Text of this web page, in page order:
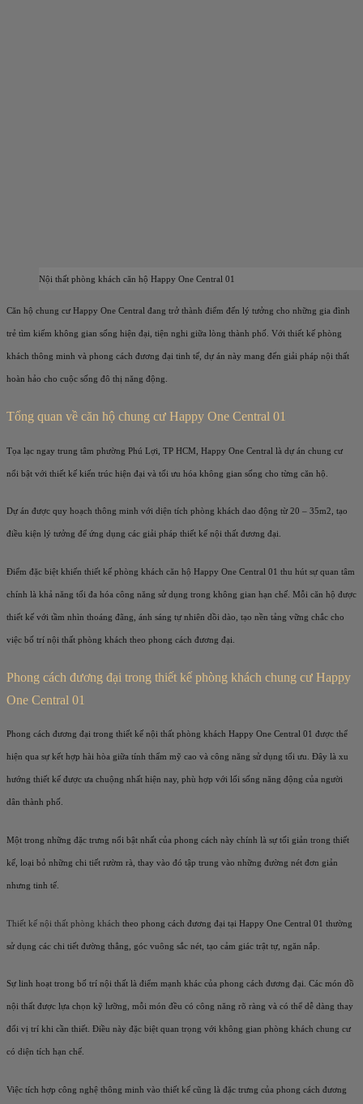
Nội thất phòng khách căn hộ Happy One Central 01
Căn hộ chung cư Happy One Central đang trở thành điểm đến lý tưởng cho những gia đình
trẻ tìm kiếm không gian sống hiện đại, tiện nghi giữa lòng thành phố. Với thiết kế phòng
khách thông minh và phong cách đương đại tinh tế, dự án này mang đến giải pháp nội thất
hoàn hảo cho cuộc sống đô thị năng động.
Tổng quan về căn hộ chung cư Happy One Central 01
Tọa lạc ngay trung tâm phường Phú Lợi, TP HCM, Happy One Central là dự án chung cư
nổi bật với thiết kế kiến trúc hiện đại và tối ưu hóa không gian sống cho từng căn hộ.
Dự án được quy hoạch thông minh với diện tích phòng khách dao động từ 20 – 35m2, tạo
điều kiện lý tưởng để ứng dụng các giải pháp thiết kế nội thất đương đại.
Điểm đặc biệt khiến thiết kế phòng khách căn hộ Happy One Central 01 thu hút sự quan tâm
chính là khả năng tối đa hóa công năng sử dụng trong không gian hạn chế. Mỗi căn hộ được
thiết kế với tầm nhìn thoáng đãng, ánh sáng tự nhiên dồi dào, tạo nền tảng vững chắc cho
việc bố trí nội thất phòng khách theo phong cách đương đại.
Phong cách đương đại trong thiết kế phòng khách chung cư Happy
One Central 01
Phong cách đương đại trong thiết kế nội thất phòng khách Happy One Central 01 được thể
hiện qua sự kết hợp hài hòa giữa tính thẩm mỹ cao và công năng sử dụng tối ưu. Đây là xu
hướng thiết kế được ưa chuộng nhất hiện nay, phù hợp với lối sống năng động của người
dân thành phố.
Một trong những đặc trưng nổi bật nhất của phong cách này chính là sự tối giản trong thiết
kế, loại bỏ những chi tiết rườm rà, thay vào đó tập trung vào những đường nét đơn giản
nhưng tinh tế.
Thiết kế nội thất phòng khách theo phong cách đương đại tại Happy One Central 01 thường
sử dụng các chi tiết đường thẳng, góc vuông sắc nét, tạo cảm giác trật tự, ngăn nắp.
Sự linh hoạt trong bố trí nội thất là điểm mạnh khác của phong cách đương đại. Các món đồ
nội thất được lựa chọn kỹ lưỡng, mỗi món đều có công năng rõ ràng và có thể dễ dàng thay
đổi vị trí khi cần thiết. Điều này đặc biệt quan trọng với không gian phòng khách chung cư
có diện tích hạn chế.
Việc tích hợp công nghệ thông minh vào thiết kế cũng là đặc trưng của phong cách đương